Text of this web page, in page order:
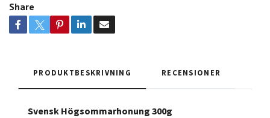
Share
PRODUKTBESKRIVNING RECENSIONER
Svensk Högsommarhonung 300g